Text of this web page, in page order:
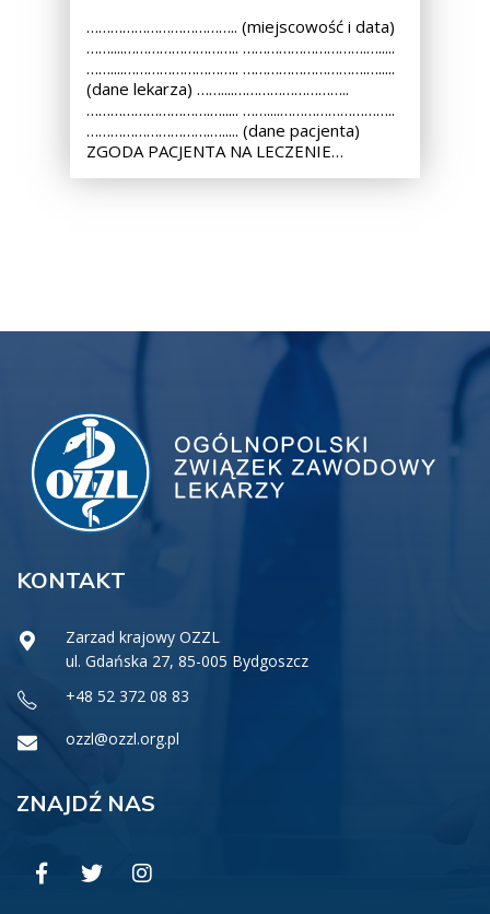
……………………………….. (miejscowość i data)
……....……………………….. ………………………….….....
……....……………………….. ………………………….….....
(dane lekarza) ……....………………………..
………………………….…..... ……....………………………..
………………………….…..... (dane pacjenta)
ZGODA PACJENTA NA LECZENIE…
KONTAKT
Zarzad krajowy OZZL
ul. Gdańska 27, 85-005 Bydgoszcz
+48 52 372 08 83
ozzl@ozzl.org.pl
ZNAJDŹ NAS